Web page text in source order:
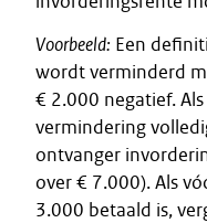
Voorbeeld: Een
wordt verminderd
€ 2.000 negatief.
vermindering
ontvanger
over € 7.000). Als
3.000 betaald is,